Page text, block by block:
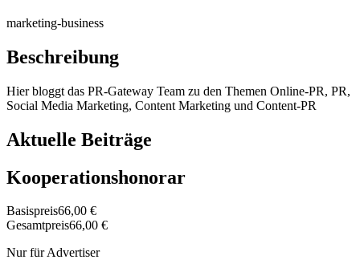
marketing-business
Beschreibung
Hier bloggt das PR-Gateway Team zu den Themen Online-PR, PR,
Social Media Marketing, Content Marketing und Content-PR
Aktuelle Beiträge
Kooperationshonorar
Basispreis66,00 €
Gesamtpreis66,00 €
Nur für Advertiser